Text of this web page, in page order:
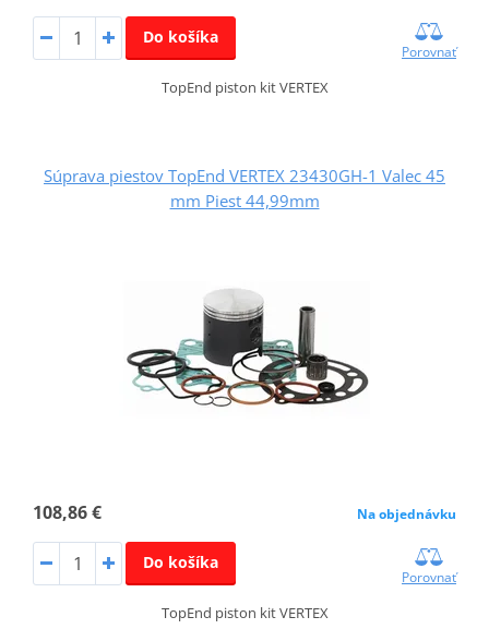
Do košíka
Porovnať
TopEnd piston kit VERTEX
Súprava piestov TopEnd VERTEX 23430GH-1 Valec 45
mm Piest 44,99mm
108,86 € Na objednávku
Do košíka
Porovnať
TopEnd piston kit VERTEX